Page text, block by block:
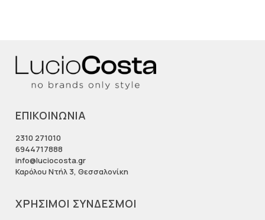
ΕΠΙΚΟΙΝΩΝΙΑ
2310 271010
6944717888
info@luciocosta.gr
Καρόλου Ντήλ 3, Θεσσαλονίκη
ΧΡΗΣΙΜΟΙ ΣΥΝΔΕΣΜΟΙ